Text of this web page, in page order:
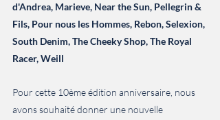
d'Andrea, Marieve, Near the Sun, Pellegrin &
Fils, Pour nous les Hommes, Rebon, Selexion,
South Denim, The Cheeky Shop, The Royal
Racer, Weill
Pour cette 10ème édition anniversaire, nous
avons souhaité donner une nouvelle